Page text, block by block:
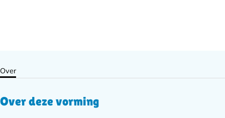
Over
Over deze vorming